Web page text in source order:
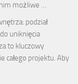
możliwe …
podział
uniknięcia
to kluczowy
całego projektu. Aby